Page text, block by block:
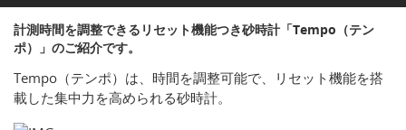
計測時間を調整できるリセット機能つき砂時計「Tempo（テン
ポ）」のご紹介です。
Tempo（テンポ）は、時間を調整可能で、リセット機能を搭
載した集中力を高められる砂時計。